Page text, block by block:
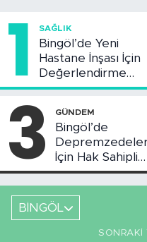
1 SAĞLIK
Bingöl’de Yeni
Hastane İnşası İçin
Değerlendirme
Toplantısı Yapıldı
3 GÜNDEM
Bingöl’de
İçin Hak Sahipliği
Askı Süreci
Başladı
BİNGÖL
SONRAKI